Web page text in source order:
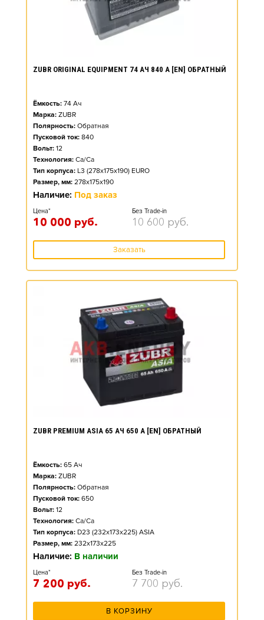
ZUBR ORIGINAL EQUIPMENT 74 АЧ 840 А [EN] ОБРАТНЫЙ
Ёмкость: 74 Ач
Марка: ZUBR
Полярность: Обратная
Пусковой ток: 840
Вольт: 12
Технология: Ca/Ca
Тип корпуса: L3 (278x175x190) EURO
Размер, мм: 278x175x190
Наличие: Под заказ
Цена*
10 000 руб.
Без Trade-in
10 600 руб.
Заказать
ZUBR PREMIUM ASIA 65 АЧ 650 А [EN] ОБРАТНЫЙ
Ёмкость: 65 Ач
Марка: ZUBR
Полярность: Обратная
Пусковой ток: 650
Вольт: 12
Технология: Ca/Ca
Тип корпуса: D23 (232x173x225) ASIA
Размер, мм: 232x173x225
Наличие: В наличии
Цена*
7 200 руб.
Без Trade-in
7 700 руб.
В КОРЗИНУ